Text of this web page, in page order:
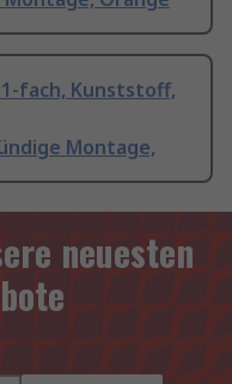
fach, Kunststoff,
Montage,
neuesten